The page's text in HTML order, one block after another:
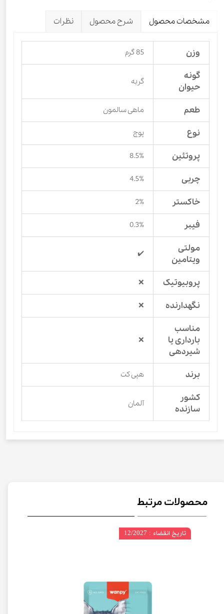
مشخصات محصول شرح محصول نظرات
وزن 85 گرم
گونه
حیوان
گربه
طعم ماهی سالمون
نوع پوچ
پروتئین 8.5%
چربی 4.5%
خاکستر 2%
فیبر 0.3%
مولتی
ویتامین
✔️
پروبیوتیک ❌
نگهدارنده ❌
مناسب
بارداری یا
شیردهی
❌
برند هپی کت
کشور
سازنده
آلمان
محصولات مرتبط
تاریخ انقضاء : 12/2027